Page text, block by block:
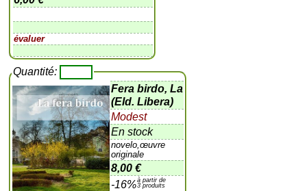
évaluer
Quantité:
Fera birdo, La
(Eld. Libera)
Modest
En stock
novelo,œuvre
originale
8,00 €
-16%à partir de
3 produits